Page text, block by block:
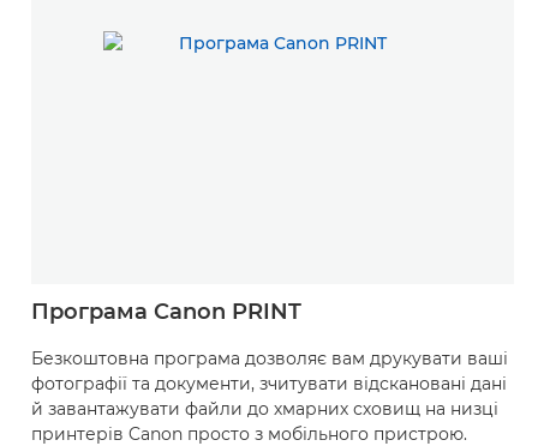
Програма Canon PRINT
Безкоштовна програма дозволяє вам друкувати ваші
фотографії та документи, зчитувати відскановані дані
й завантажувати файли до хмарних сховищ на низці
принтерів Canon просто з мобільного пристрою.